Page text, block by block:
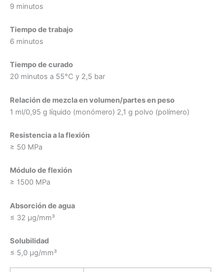
9 minutos
Tiempo de trabajo
6 minutos
Tiempo de curado
20 minutos a 55°C y 2,5 bar
Relación de mezcla en volumen/partes en peso
1 ml/0,95 g líquido (monómero) 2,1 g polvo (polímero)
Resistencia a la flexión
≥ 50 MPa
Módulo de flexión
≥ 1500 MPa
Absorción de agua
≤ 32 μg/mm³
Solubilidad
≤ 5,0 μg/mm³